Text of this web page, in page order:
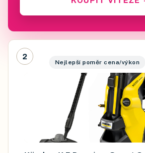
2
Nejlepší poměr cena/výkon